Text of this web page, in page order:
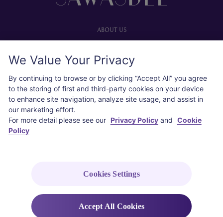
ABOUT US
Advertise with us
Privacy policy
Cookie policy
COPYRIGHT © 2026 Thai Airways International Public Company Limited
We Value Your Privacy
By continuing to browse or by clicking “Accept All” you agree
to the storing of first and third-party cookies on your device
to enhance site navigation, analyze site usage, and assist in
our marketing effort.
For more detail please see our Privacy Policyand Cookie
Policy
Cookies Settings
Accept All Cookies